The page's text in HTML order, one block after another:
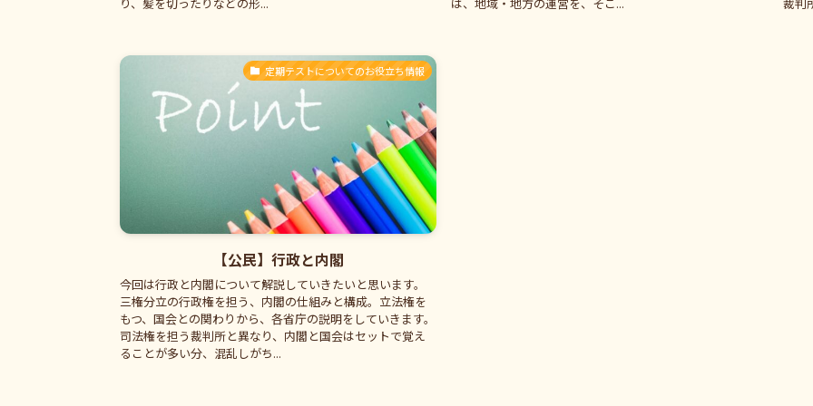
定期テストについてのお役立ち情報
【公民】行政と内閣
今回は行政と内閣について解説していきたいと思います。
三権分立の行政権を担う、内閣の仕組みと構成。立法権を
もつ、国会との関わりから、各省庁の説明をしていきます。
司法権を担う裁判所と異なり、内閣と国会はセットで覚え
ることが多い分、混乱しがち...